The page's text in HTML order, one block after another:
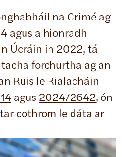
na Crimé ag
agus a hionradh
Úcráin in 2022, tá
forchurtha ag an
Rúis le Rialacháin
agus 2024/2642, ón
cothrom le dáta ar